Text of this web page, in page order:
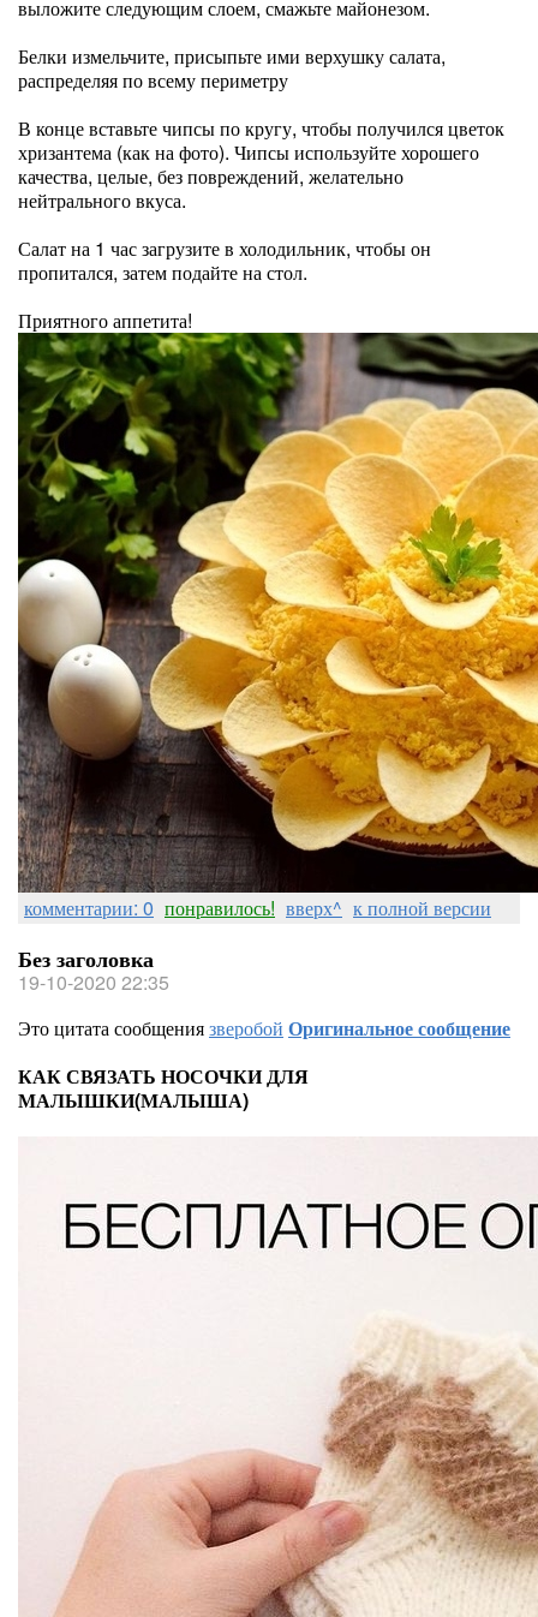
выложите следующим слоем, смажьте майонезом.
Белки измельчите, присыпьте ими верхушку салата,
распределяя по всему периметру
В конце вставьте чипсы по кругу, чтобы получился цветок
хризантема (как на фото). Чипсы используйте хорошего
качества, целые, без повреждений, желательно
нейтрального вкуса.
Салат на 1 час загрузите в холодильник, чтобы он
пропитался, затем подайте на стол.
Приятного аппетита!
комментарии: 0 понравилось! вверх^ к полной версии
Без заголовка
19-10-2020 22:35
Это цитата сообщениязверобой Оригинальное сообщение
КАК СВЯЗАТЬ НОСОЧКИ ДЛЯ
МАЛЫШКИ(МАЛЫША)